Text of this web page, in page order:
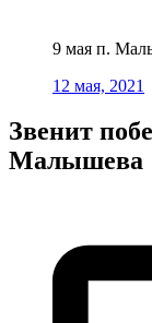
9 мая п.
12 мая, 2021
Звенит
Малышева